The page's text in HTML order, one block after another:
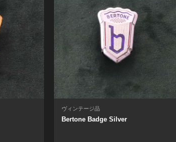
ヴィンテージ品
Bertone Badge Silver